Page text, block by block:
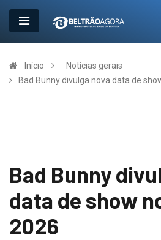
Início
Notícias gerais
Bad Bunny divulga nova data de
Bad Bunny
data de show
2026